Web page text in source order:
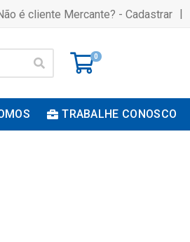
é cliente Mercante? - Cadastrar |
0
TRABALHE CONOSCO